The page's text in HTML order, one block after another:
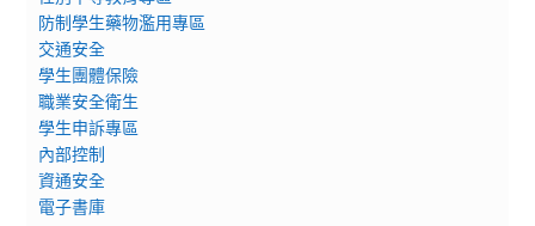
防制學生藥物濫用專區
交通安全
學生團體保險
職業安全衛生
學生申訴專區
內部控制
資通安全
電子書庫